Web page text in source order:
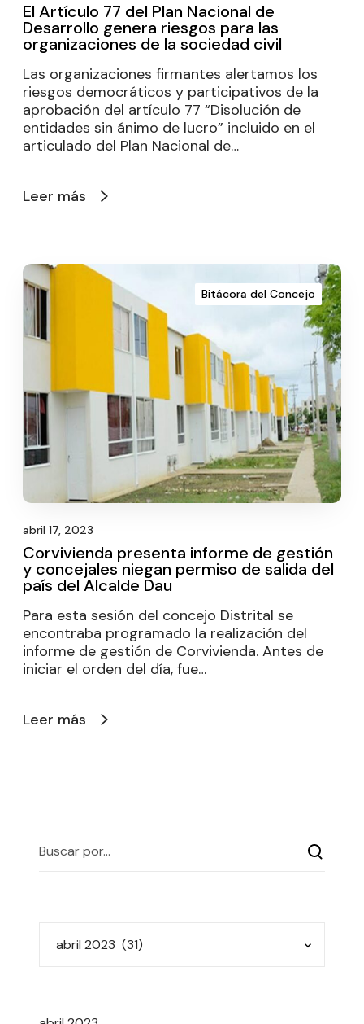
El Artículo 77 del Plan Nacional de
Desarrollo genera riesgos para las
organizaciones de la sociedad civil
Las organizaciones firmantes alertamos los
riesgos democráticos y participativos de la
aprobación del artículo 77 “Disolución de
entidades sin ánimo de lucro” incluido en el
articulado del Plan Nacional de…
Leer más
Bitácora del Concejo
abril 17, 2023
Corvivienda presenta informe de gestión
y concejales niegan permiso de salida del
país del Alcalde Dau
Para esta sesión del concejo Distrital se
encontraba programado la realización del
informe de gestión de Corvivienda. Antes de
iniciar el orden del día, fue…
Leer más